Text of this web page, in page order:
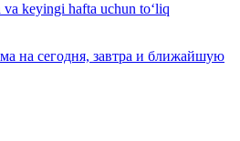
keyingi hafta uchun to‘liq
на сегодня, завтра и ближайшую